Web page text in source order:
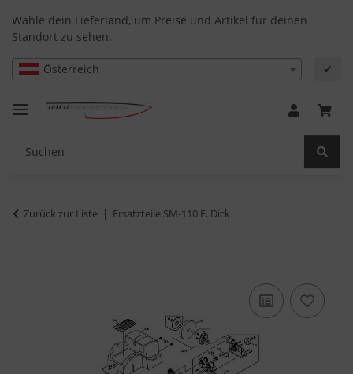
Wähle dein Lieferland, um Preise und Artikel für deinen
Standort zu sehen.
Österreich ✔
Zurück zur Liste Ersatzteile SM-110 F. Dick